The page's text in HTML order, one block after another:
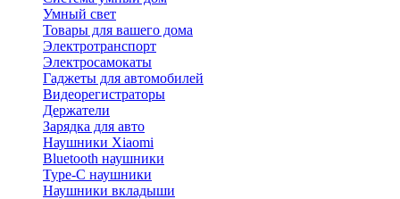
Умный свет
Товары для вашего дома
Электротранспорт
Электросамокаты
Гаджеты для автомобилей
Видеорегистраторы
Держатели
Зарядка для авто
Наушники Xiaomi
Bluetooth наушники
Type-C наушники
Наушники вкладыши